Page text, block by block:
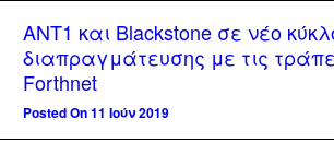
ΑΝΤ1 και Blackstone σε νέο
διαπραγμάτευσης με τις
Forthnet
Posted On 11 Ιούν 2019